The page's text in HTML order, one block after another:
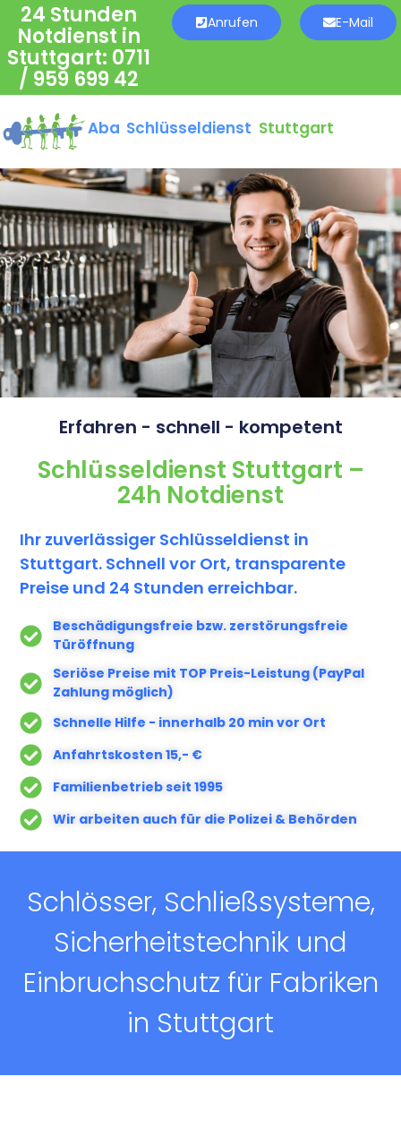
24 Stunden
Notdienst in
Stuttgart: 0711
/ 959 699 42
Anrufen E-Mail
Aba Schlüsseldienst Stuttgart
Erfahren - schnell - kompetent​
Schlüsseldienst Stuttgart –
24h Notdienst
Ihr zuverlässiger Schlüsseldienst in
Stuttgart. Schnell vor Ort, transparente
Preise und 24 Stunden erreichbar.
Beschädigungsfreie bzw. zerstörungsfreie
Türöffnung
Seriöse Preise mit TOP Preis-Leistung (PayPal
Zahlung möglich)
Schnelle Hilfe - innerhalb 20 min vor Ort
Anfahrtskosten 15,- €
Familienbetrieb seit 1995
Wir arbeiten auch für die Polizei & Behörden
Schlösser, Schließsysteme,
Sicherheitstechnik und
Einbruchschutz für Fabriken
in Stuttgart